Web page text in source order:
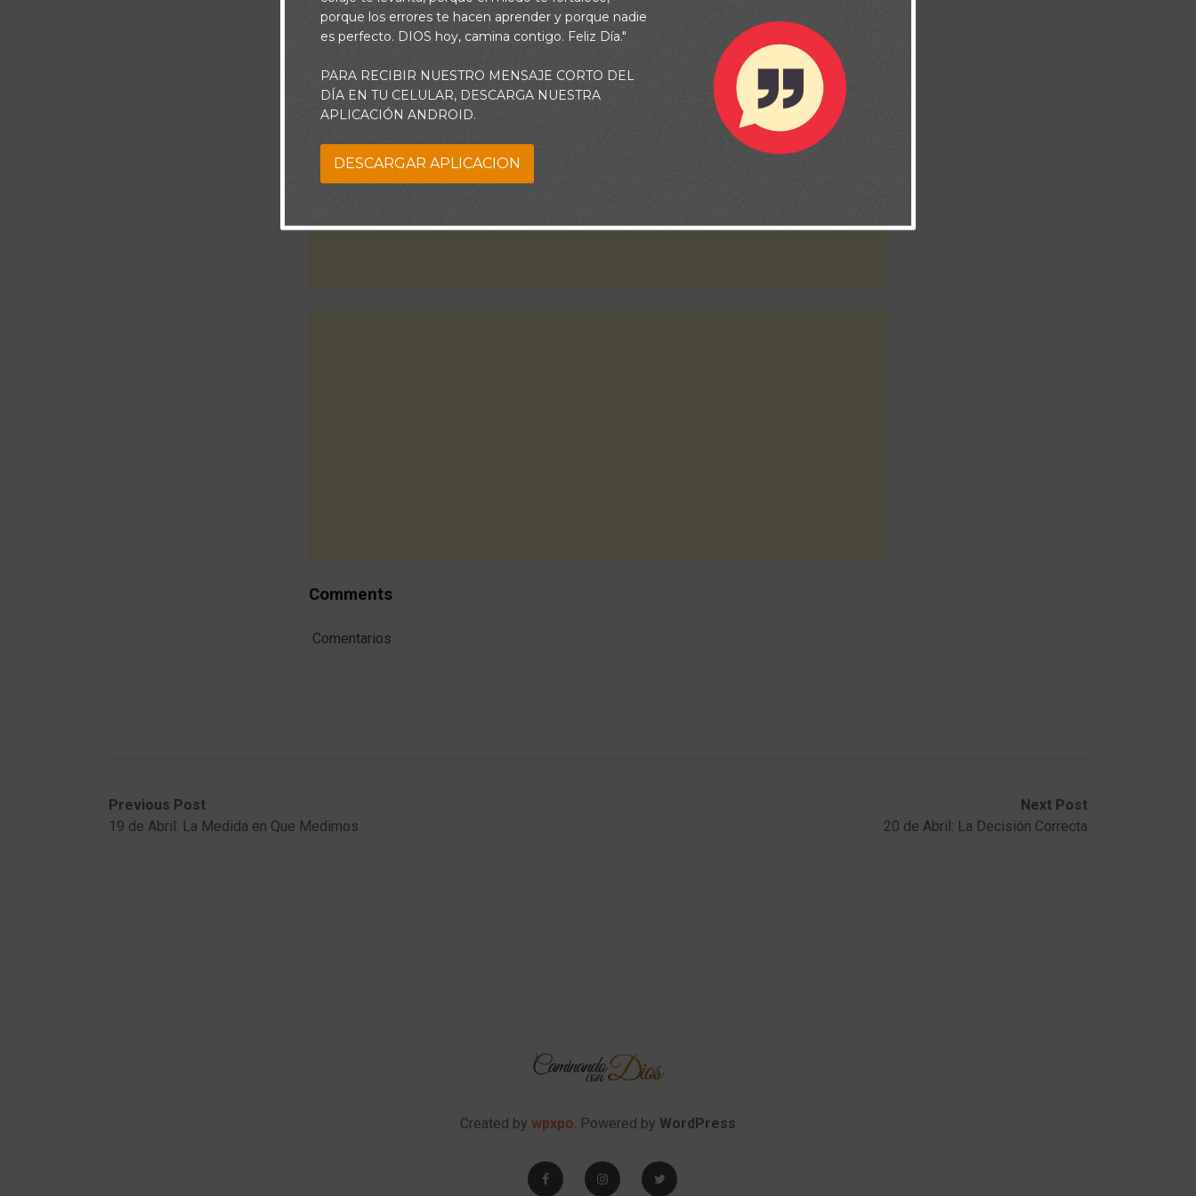
salida que busque, pueda conseguirla Padre, para gloria de Tu nombre. Amén.
Comments
Comentarios
Previous Post
19 de Abril: La Medida en Que Medimos
Next Post
20 de Abril: La Decisión Correcta
Created by wpxpo. Powered by WordPress
porque los errores te hacen aprender y porque nadie
es perfecto. DIOS hoy, camina contigo. Feliz Día."
PARA RECIBIR NUESTRO MENSAJE CORTO DEL
DÍA EN TU CELULAR, DESCARGA NUESTRA
APLICACIÓN ANDROID.
DESCARGAR APLICACION